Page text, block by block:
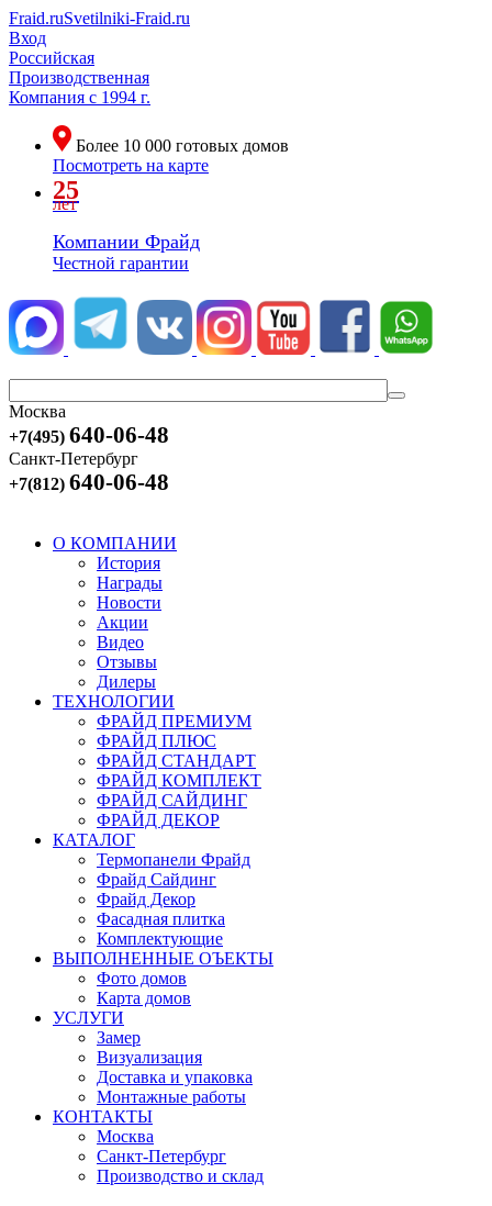
Fraid.ruSvetilniki-Fraid.ru
Вход
Российская
Производственная
Компания с 1994 г.
Более 10 000 готовых домов
Посмотреть на карте
25
лет
Компании Фрайд
Честной гарантии
Москва
+7(495) 640-06-48
Санкт-Петербург
+7(812) 640-06-48
О КОМПАНИИ
История
Награды
Новости
Акции
Видео
Отзывы
Дилеры
ТЕХНОЛОГИИ
ФРАЙД ПРЕМИУМ
ФРАЙД ПЛЮС
ФРАЙД СТАНДАРТ
ФРАЙД КОМПЛЕКТ
ФРАЙД САЙДИНГ
ФРАЙД ДЕКОР
КАТАЛОГ
Термопанели Фрайд
Фрайд Сайдинг
Фрайд Декор
Фасадная плитка
Комплектующие
ВЫПОЛНЕННЫЕ ОЪЕКТЫ
Фото домов
Карта домов
УСЛУГИ
Замер
Визуализация
Доставка и упаковка
Монтажные работы
КОНТАКТЫ
Москва
Санкт-Петербург
Производство и склад